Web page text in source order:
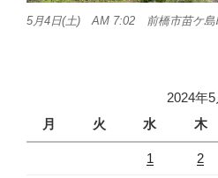
5月4日(土) AM 7:02 前橋市苗ケ島
2024年5
月
火 水 木
1 2